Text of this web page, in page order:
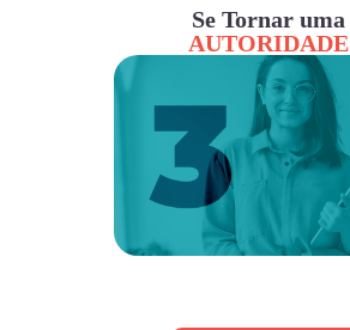
Se Tornar uma
AUTORIDADE